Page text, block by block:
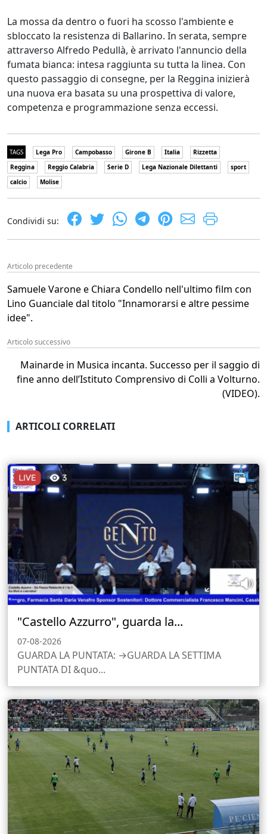
​La mossa da dentro o fuori ha scosso l'ambiente e
sbloccato la resistenza di Ballarino. In serata, sempre
attraverso Alfredo Pedullà, è arrivato l'annuncio della
fumata bianca: intesa raggiunta su tutta la linea. Con
questo passaggio di consegne, per la Reggina inizierà
una nuova era basata su una prospettiva di valore,
competenza e programmazione senza eccessi.
TAGS Lega Pro Campobasso Girone B Italia
Rizzetta
Reggina
Reggio Calabria Serie D Lega Nazionale Dilettanti
sport
calcio
Molise
Condividi su:
Articolo precedente
Samuele Varone e Chiara Condello nell'ultimo film con
Lino Guanciale dal titolo "Innamorarsi e altre pessime
idee".
Articolo successivo
Mainarde in Musica incanta. Successo per il saggio di
fine anno dell’Istituto Comprensivo di Colli a Volturno.
(VIDEO).
ARTICOLI CORRELATI
"Castello Azzurro", guarda la...
07-08-2026
GUARDA LA PUNTATA: →GUARDA LA SETTIMA
PUNTATA DI &quo...